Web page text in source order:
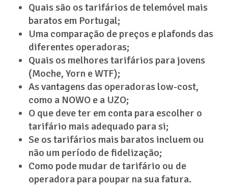
Quais são os tarifários de telemóvel mais
baratos em Portugal;
Uma comparação de preços e plafonds das
diferentes operadoras;
Quais os melhores tarifários para jovens
(Moche, Yorn e WTF);
As vantagens das operadoras low-cost,
como a NOWO e a UZO;
O que deve ter em conta para escolher o
tarifário mais adequado para si;
Se os tarifários mais baratos incluem ou
não um período de fidelização;
Como pode mudar de tarifário ou de
operadora para poupar na sua fatura.